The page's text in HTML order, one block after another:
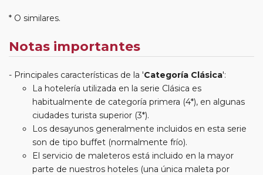
* O similares.
Notas importantes
Principales características de la 'Categoría Clásica':
La hotelería utilizada en la serie Clásica es
habitualmente de categoría primera (4*), en algunas
ciudades turista superior (3*).
Los desayunos generalmente incluidos en esta serie
son de tipo buffet (normalmente frío).
El servicio de maleteros está incluido en la mayor
parte de nuestros hoteles (una única maleta por